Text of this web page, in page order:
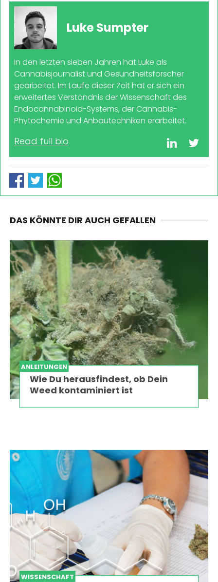
Luke Sumpter
In den letzten sieben Jahren hat Luke als
Cannabisjournalist und Gesundheitsforscher
gearbeitet. Im Laufe dieser Zeit hat er sich ein
erweitertes Verständnis der Wissenschaft des
Endocannabinoid-Systems, der Cannabis-
Phytochemie und Anbautechniken erarbeitet.
Read full bio
DAS KÖNNTE DIR AUCH GEFALLEN
ANLEITUNGEN
Wie Du herausfindest, ob Dein
Weed kontaminiert ist
WISSENSCHAFT